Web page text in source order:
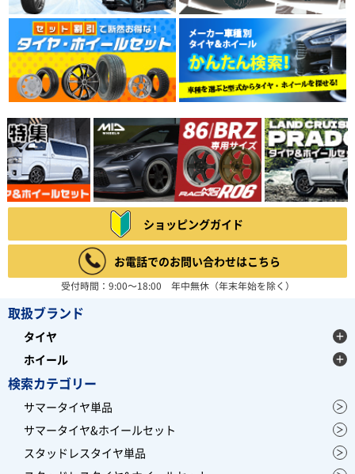
ショッピングガイド
お電話でのお問い合わせはこちら
受付時間：9:00～18:00 年中無休（年末年始を除く）
取扱ブランド
タイヤ
ホイール
検索カテゴリー
サマータイヤ単品
サマータイヤ&ホイールセット
スタッドレスタイヤ単品